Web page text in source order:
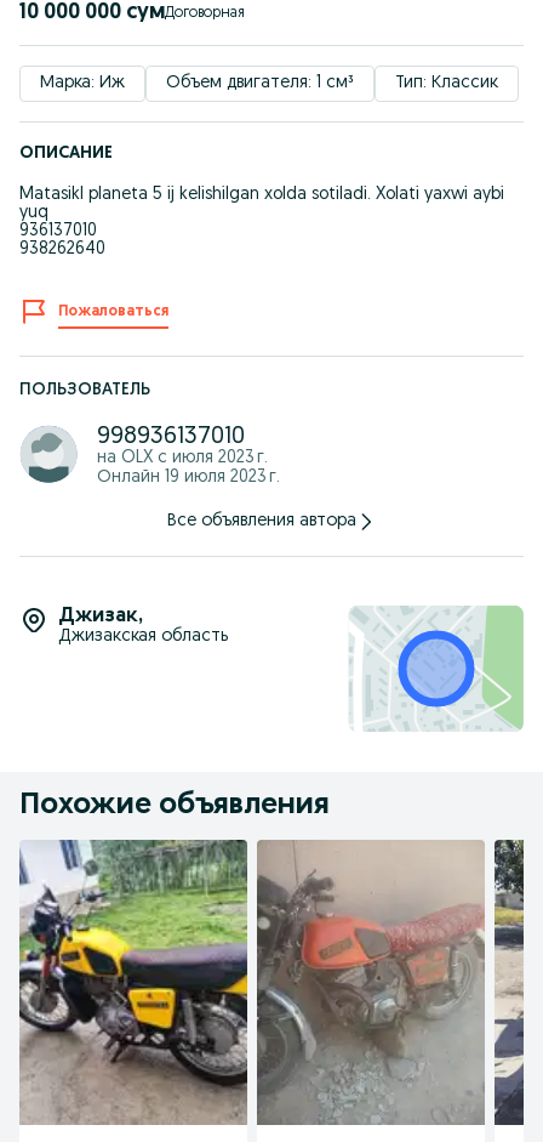
10 000 000 сум Договорная
Марка: Иж Объем двигателя: 1 см³ Тип: Классик
ОПИСАНИЕ
Matasikl planeta 5 ij kelishilgan xolda sotiladi. Xolati yaxwi aybi
yuq
936137010
938262640
Пожаловаться
ПОЛЬЗОВАТЕЛЬ
998936137010
на OLX с июля 2023 г.
Онлайн 19 июля 2023 г.
Все объявления автора
Джизак,
Джизакская область
Похожие объявления